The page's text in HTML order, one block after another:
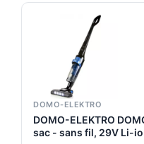
DOMO-ELEKTRO
DOMO-ELEKTRO
sac - sans fil, 29V Li-